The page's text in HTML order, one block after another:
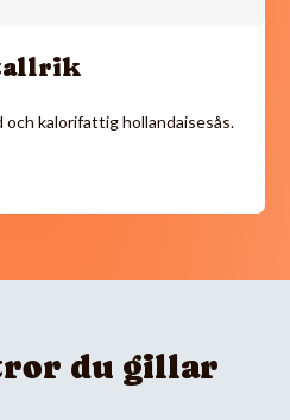
och kalorifattig hollandaisesås.
du gillar